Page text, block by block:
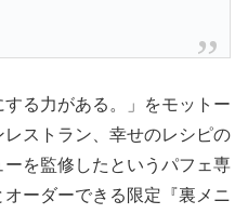
する力がある。」をモットー
ストラン、幸せのレシピの
を監修したというパフェ専
ーダーできる限定『裏メニ